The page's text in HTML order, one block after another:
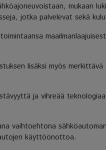
mukaan
jotka palvelevat sekä
lisäksi myös
ja vihreää
vaihtoehtona
käyttöönottoa.